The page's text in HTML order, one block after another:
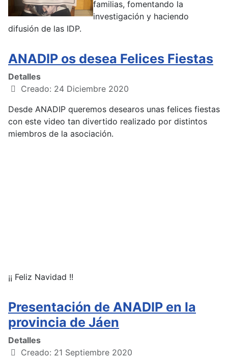
familias, fomentando la
investigación y haciendo
difusión de las IDP.
ANADIP os desea Felices Fiestas
Detalles
Creado: 24 Diciembre 2020
Desde ANADIP queremos desearos unas felices fiestas
con este video tan divertido realizado por distintos
miembros de la asociación.
¡¡ Feliz Navidad !!
Presentación de ANADIP en la
provincia de Jáen
Detalles
Creado: 21 Septiembre 2020